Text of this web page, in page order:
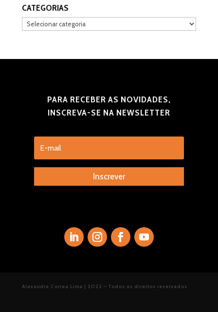
CATEGORIAS
Categorias
PARA RECEBER AS NOVIDADES,
INSCREVA-SE NA NEWSLETTER
Inscrever
Alexandre Correa Lima | 2022 – Todos os direitos reservados